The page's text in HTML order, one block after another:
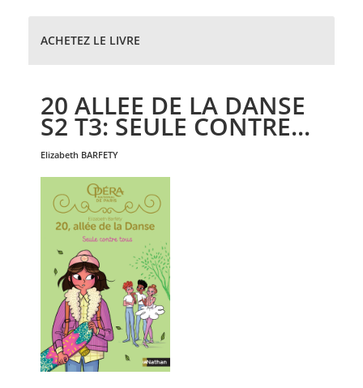
ACHETEZ LE LIVRE
20 ALLEE DE LA DANSE
S2 T3: SEULE CONTRE...
elizabeth BARFETY